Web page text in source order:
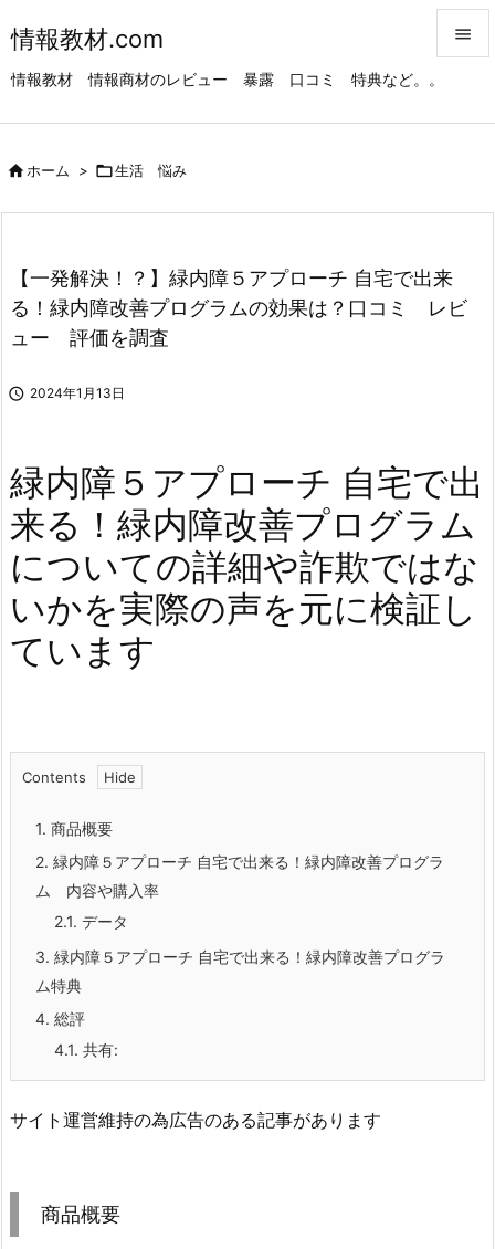
情報教材.com
情報教材 情報商材のレビュー 暴露 口コミ 特典など。。

前へ
次へ

ホーム > 生活 悩み
【一発解決！？】緑内障５アプローチ 自宅で出来
る！緑内障改善プログラムの効果は？口コミ レビ
ュー 評価を調査
 2024年1月13日
緑内障５アプローチ 自宅で出
来る！緑内障改善プログラム
についての詳細や詐欺ではな
いかを実際の声を元に検証し
ています
Contents
1. 商品概要
2. 緑内障５アプローチ 自宅で出来る！緑内障改善プログラ
ム 内容や購入率
2.1. データ
3. 緑内障５アプローチ 自宅で出来る！緑内障改善プログラ
ム特典
4. 総評
4.1. 共有:
サイト運営維持の為広告のある記事があります
商品概要